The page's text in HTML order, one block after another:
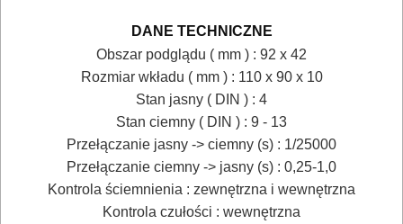
AKCESORIA
ELEKTRONARZĘDZI
MAGAZYNOWANIE
DANE TECHNICZNE
Obszar podglądu ( mm ) : 92 x 42
Rozmiar wkładu ( mm ) : 110 x 90 x 10
Stan jasny ( DIN ) : 4
Stan ciemny ( DIN ) : 9 - 13
Przełączanie jasny -> ciemny (s) : 1/25000
Przełączanie ciemny -> jasny (s) : 0,25-1,0
Kontrola ściemnienia : zewnętrzna i wewnętrzna
Kontrola czułości : wewnętrzna